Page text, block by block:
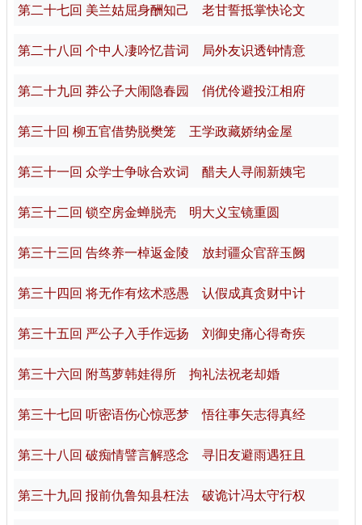
第二十七回 美兰姑屈身酬知己 老甘誓抵掌快论文
第二十八回 个中人凄吟忆昔词 局外友识透钟情意
第二十九回 莽公子大闹隐春园 俏优伶避投江相府
第三十回 柳五官借势脱樊笼 王学政藏娇纳金屋
第三十一回 众学士争咏合欢词 醋夫人寻闹新姨宅
第三十二回 锁空房金蝉脱壳 明大义宝镜重圆
第三十三回 告终养一棹返金陵 放封疆众官辞玉阙
第三十四回 将无作有炫术惑愚 认假成真贪财中计
第三十五回 严公子入手作远扬 刘御史痛心得奇疾
第三十六回 附茑萝韩娃得所 拘礼法祝老却婚
第三十七回 听密语伤心惊恶梦 悟往事矢志得真经
第三十八回 破痴情譬言解惑念 寻旧友避雨遇狂且
第三十九回 报前仇鲁知县枉法 破诡计冯太守行权